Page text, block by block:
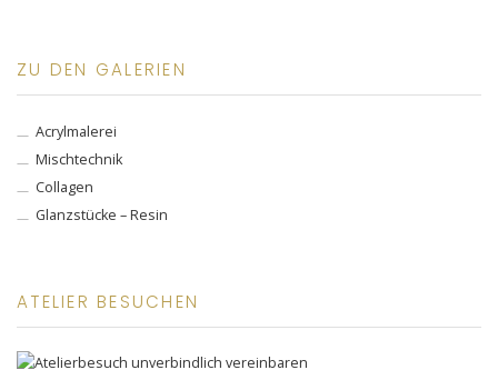
ZU DEN GALERIEN
Acrylmalerei
Mischtechnik
Collagen
Glanzstücke – Resin
ATELIER BESUCHEN